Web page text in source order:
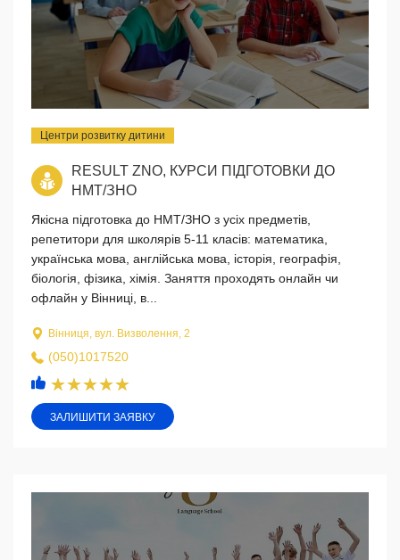
Центри розвитку дитини
RESULT ZNO, КУРСИ ПІДГОТОВКИ ДО
НМТ/ЗНО
Якісна підготовка до НМТ/ЗНО з усіх предметів,
репетитори для школярів 5-11 класів: математика,
українська мова, англійська мова, історія, географія,
біологія, фізика, хімія. Заняття проходять онлайн чи
офлайн у Вінниці, в...
Вінниця, вул. Визволення, 2
(050)1017520
ЗАЛИШИТИ ЗАЯВКУ